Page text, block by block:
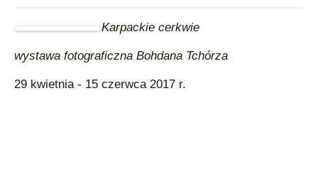
Karpackie cerkwie
wystawa fotograficzna Bohdana Tchórza
29 kwietnia - 15 czerwca 2017 r.